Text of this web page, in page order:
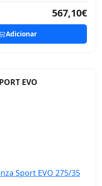
567,10€
Adicionar
EVO